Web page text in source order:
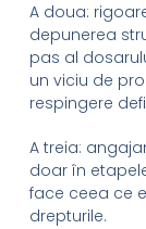
A doua:
depunerea
pas al
un viciu de
respingere
A treia:
doar în
face ceea ce
drepturile.